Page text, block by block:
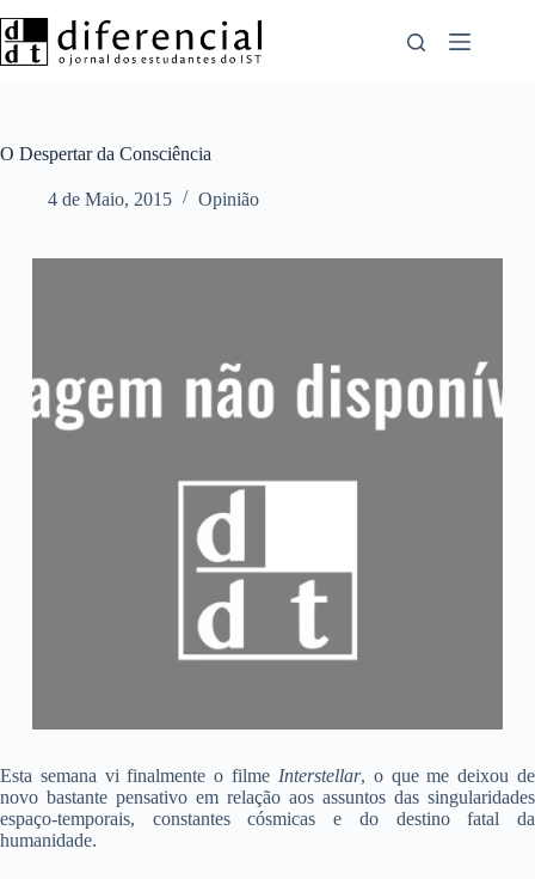
para
o
O Despertar da Consciência
4 de Maio, 2015 Opinião
Esta semana vi finalmente o filme Interstellar, o que me deixou de
novo bastante pensativo em relação aos assuntos das singularidades
espaço-temporais, constantes cósmicas e do destino fatal da
humanidade.